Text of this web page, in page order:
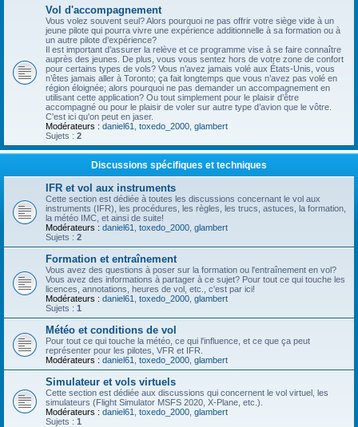
Vol d'accompagnement
Vous volez souvent seul? Alors pourquoi ne pas offrir votre siège vide à un
jeune pilote qui pourra vivre une expérience additionnelle à sa formation ou à
un autre pilote d’expérience?
Il est important d’assurer la relève et ce programme vise à se faire connaître
auprès des jeunes. De plus, vous vous sentez hors de votre zone de confort
pour certains types de vols? Vous n’avez jamais volé aux États-Unis, vous
n’êtes jamais aller à Toronto; ça fait longtemps que vous n’avez pas volé en
région éloignée; alors pourquoi ne pas demander un accompagnement en
utilisant cette application? Ou tout simplement pour le plaisir d’être
accompagné ou pour le plaisir de voler sur autre type d’avion que le vôtre.
C'est ici qu'on peut en jaser.
Modérateurs : daniel61 toxedo_2000 glambert
Sujets : 2
Discussions spécifiques et techniques
IFR et vol aux instruments
Cette section est dédiée à toutes les discussions concernant le vol aux
instruments (IFR), les procédures, les règles, les trucs, astuces, la formation,
la météo IMC, et ainsi de suite!
Modérateurs : daniel61 toxedo_2000 glambert
Sujets : 2
Formation et entraînement
Vous avez des questions à poser sur la formation ou l'entraînement en vol?
Vous avez des informations à partager à ce sujet? Pour tout ce qui touche les
licences, annotations, heures de vol, etc., c'est par ici!
Modérateurs : daniel61 toxedo_2000 glambert
Sujets : 1
Météo et conditions de vol
Pour tout ce qui touche la météo, ce qui l'influence, et ce que ça peut
représenter pour les pilotes, VFR et IFR.
Modérateurs : daniel61 toxedo_2000 glambert
Simulateur et vols virtuels
Cette section est dédiée aux discussions qui concernent le vol virtuel, les
simulateurs (Flight Simulator MSFS 2020, X-Plane, etc.).
Modérateurs : daniel61 toxedo_2000 glambert
Sujets : 1